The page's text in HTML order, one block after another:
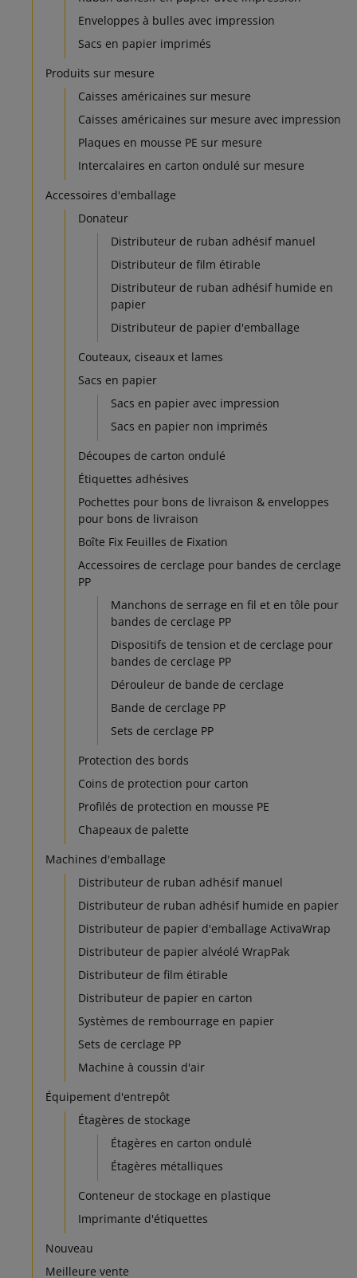
Enveloppes à bulles avec impression
Sacs en papier imprimés
Produits sur mesure
Caisses américaines sur mesure
Caisses américaines sur mesure avec impression
Plaques en mousse PE sur mesure
Intercalaires en carton ondulé sur mesure
Accessoires d'emballage
Donateur
Distributeur de ruban adhésif manuel
Distributeur de film étirable
Distributeur de ruban adhésif humide en
papier
Distributeur de papier d'emballage
Couteaux, ciseaux et lames
Sacs en papier
Sacs en papier avec impression
Sacs en papier non imprimés
Découpes de carton ondulé
Étiquettes adhésives
Pochettes pour bons de livraison & enveloppes
pour bons de livraison
Boîte Fix Feuilles de Fixation
Accessoires de cerclage pour bandes de cerclage
PP
Manchons de serrage en fil et en tôle pour
bandes de cerclage PP
Dispositifs de tension et de cerclage pour
bandes de cerclage PP
Dérouleur de bande de cerclage
Bande de cerclage PP
Sets de cerclage PP
Protection des bords
Coins de protection pour carton
Profilés de protection en mousse PE
Chapeaux de palette
Machines d'emballage
Distributeur de ruban adhésif manuel
Distributeur de ruban adhésif humide en papier
Distributeur de papier d'emballage ActivaWrap
Distributeur de papier alvéolé WrapPak
Distributeur de film étirable
Distributeur de papier en carton
Systèmes de rembourrage en papier
Sets de cerclage PP
Machine à coussin d'air
Équipement d'entrepôt
Étagères de stockage
Étagères en carton ondulé
Étagères métalliques
Conteneur de stockage en plastique
Imprimante d'étiquettes
Nouveau
Meilleure vente